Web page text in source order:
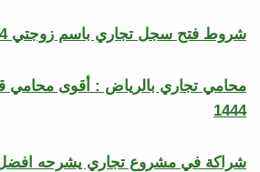
شروط فتح سجل تجاري باسم زوجتي 1444
محامي تجاري بالرياض : أقوى محامي
1444
شراكة في مشروع تجاري يشرحه افضل